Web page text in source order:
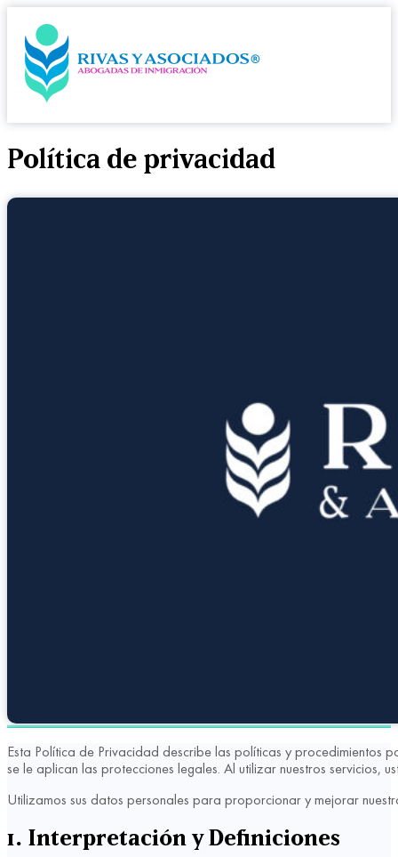
Política de privacidad
Esta Política de Privacidad describe las políticas y procedimientos
se le aplican las protecciones legales. Al utilizar nuestros servicios,
Utilizamos sus datos personales para proporcionar y mejorar
1. Interpretación y Definiciones